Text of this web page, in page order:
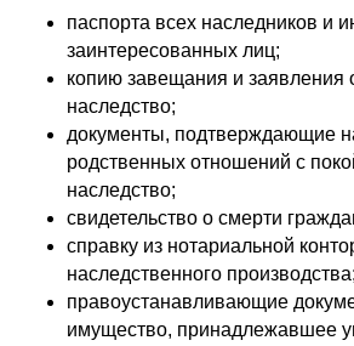
паспорта всех наследников и
заинтересованных лиц;
копию завещания и заявления
наследство;
документы, подтверждающие
родственных отношений с
наследство;
свидетельство о смерти
справку из нотариальной
наследственного производства;
правоустанавливающие
имущество, принадлежавшее